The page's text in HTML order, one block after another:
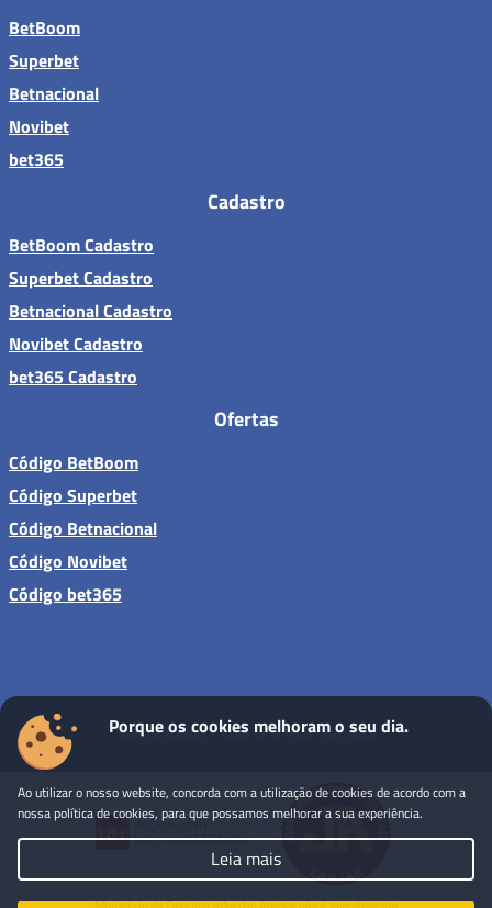
BetBoom
Superbet
Betnacional
Novibet
bet365
Cadastro
BetBoom Cadastro
Superbet Cadastro
Betnacional Cadastro
Novibet Cadastro
bet365 Cadastro
Ofertas
Código BetBoom
Código Superbet
Código Betnacional
Código Novibet
Código bet365
Sites de apostas - Todos os direitos reservados
Porque os cookies melhoram o seu dia.
Ao utilizar o nosso website, concorda com a utilização de cookies de acordo com a
nossa política de cookies, para que possamos melhorar a sua experiência.
Leia mais